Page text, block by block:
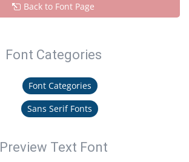
Back to Font Page
Font Categories
Font Categories
Sans Serif Fonts
Preview Text Font